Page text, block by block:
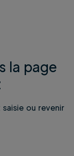
la page
saisie ou revenir